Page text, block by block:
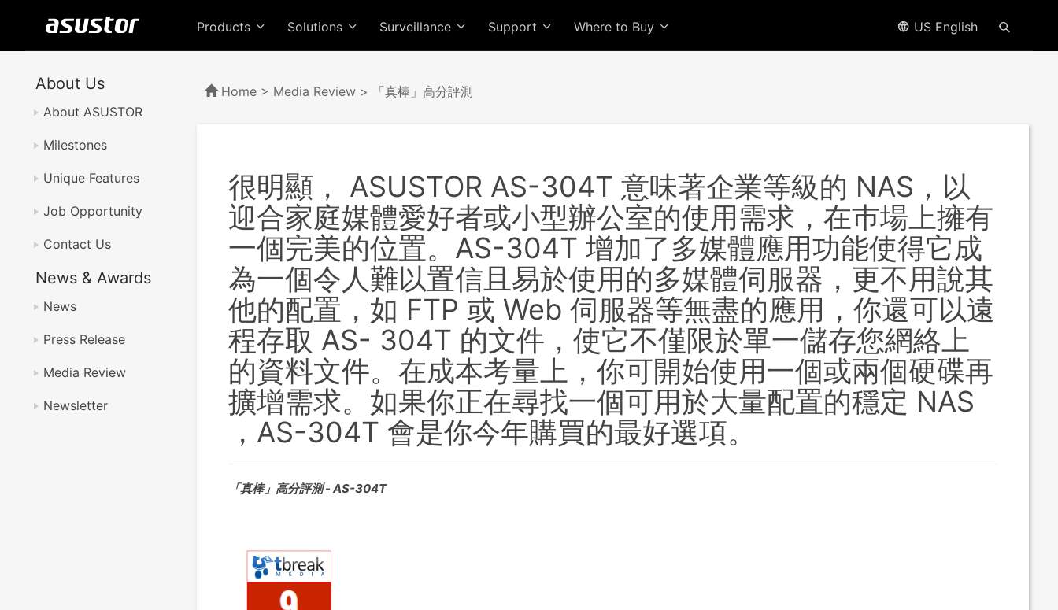
Products Solutions Surveillance Support Where to Buy US English
About Us
About ASUSTOR
Milestones
Unique Features
Job Opportunity
Contact Us
News & Awards
News
Press Release
Media Review
Newsletter
Home > Media Review > 「真棒」高分評測
很明顯， ASUSTOR AS-304T 意味著企業等級的 NAS，以
迎合家庭媒體愛好者或小型辦公室的使用需求，在巿場上擁有
一個完美的位置。AS-304T 增加了多媒體應用功能使得它成
為一個令人難以置信且易於使用的多媒體伺服器，更不用說其
他的配置，如 FTP 或 Web 伺服器等無盡的應用，你還可以遠
程存取 AS- 304T 的文件，使它不僅限於單一儲存您網絡上
的資料文件。在成本考量上，你可開始使用一個或兩個硬碟再
擴增需求。如果你正在尋找一個可用於大量配置的穩定 NAS
，AS-304T 會是你今年購買的最好選項。
「真棒」高分評測 - AS-304T